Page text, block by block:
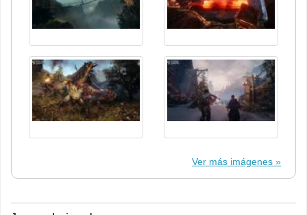
Ver más imágenes